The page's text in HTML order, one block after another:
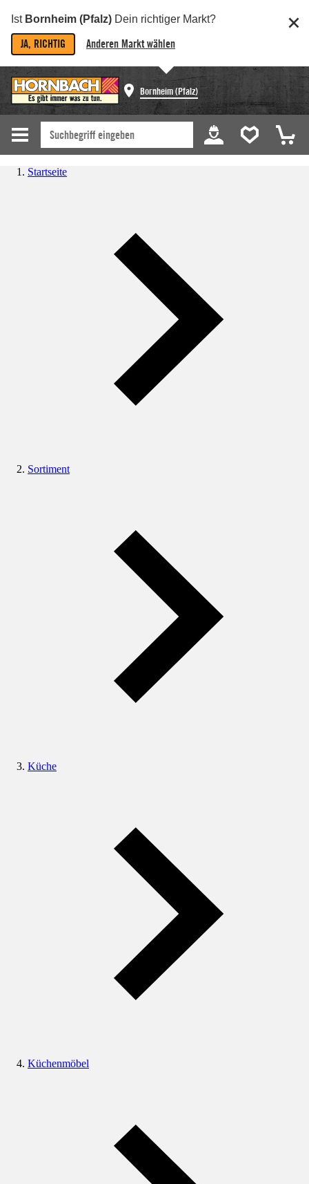
Ist Bornheim (Pfalz) Dein richtiger Markt?
JA, RICHTIG Anderen Markt wählen
Bornheim (Pfalz)
Startseite
Sortiment
Küche
Küchenmöbel